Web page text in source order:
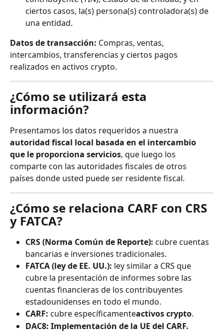
ciertos casos, la(s) persona(s) controladora(s) de
una entidad.
Datos de transacción: Compras, ventas,
intercambios, transferencias y ciertos pagos
realizados en activos crypto.
¿Cómo se utilizará esta
información?
Presentamos los datos requeridos a nuestra
autoridad fiscal local basada en el intercambio
que le proporciona servicios, que luego los
comparte con las autoridades fiscales de otros
países donde usted puede ser residente fiscal.
¿Cómo se relaciona CARF con CRS
y FATCA?
CRS (Norma Común de Reporte): cubre cuentas
bancarias e inversiones tradicionales.
FATCA (ley de EE. UU.): ley similar a CRS que
cubre la presentación de informes sobre las
cuentas financieras de los contribuyentes
estadounidenses en todo el mundo.
CARF: cubre específicamenteactivos crypto.
DAC8: Implementación de la UE del CARF.